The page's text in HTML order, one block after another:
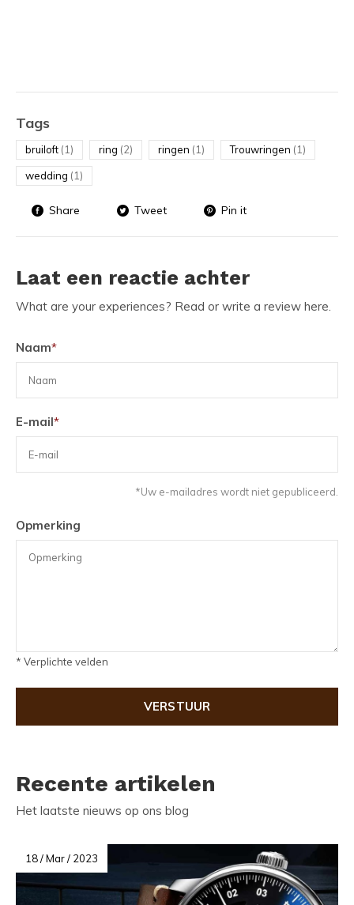
Tags
bruiloft (1) ring (2) ringen (1) Trouwringen (1)
wedding (1)
Share Tweet Pin it
Laat een reactie achter
What are your experiences? Read or write a review here.
Naam*
E-mail*
*Uw e-mailadres wordt niet gepubliceerd.
Opmerking
* Verplichte velden
VERSTUUR
Recente artikelen
Het laatste nieuws op ons blog
18 / Mar / 2023